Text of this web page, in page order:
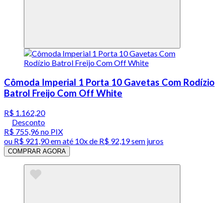
Cômoda Imperial 1 Porta 10 Gavetas Com Rodízio
Batrol Freijo Com Off White
R$ 1.162,20
Desconto
R$ 755,96no PIX
ou R$ 921,90em até 10x de R$ 92,19 sem juros
COMPRAR AGORA